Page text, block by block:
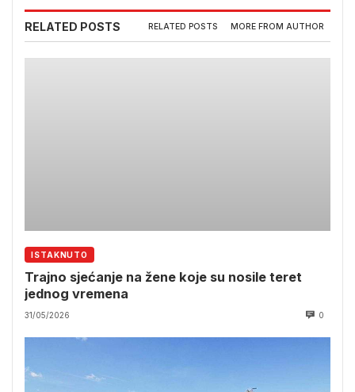
RELATED POSTS RELATED POSTS MORE FROM AUTHOR
ISTAKNUTO
Trajno sjećanje na žene koje su nosile teret
jednog vremena
31/05/2026 0